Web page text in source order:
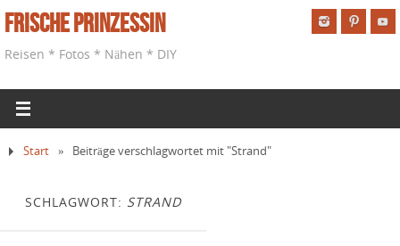
Frische Prinzessin
Reisen * Fotos * Nähen * DIY
Start » Beiträge verschlagwortet mit "Strand"
SCHLAGWORT: STRAND